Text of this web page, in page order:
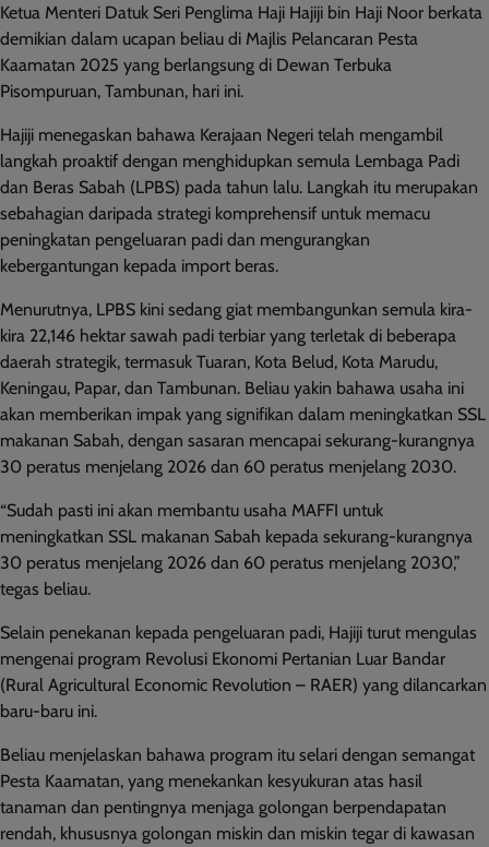
Ketua Menteri Datuk Seri Penglima Haji Hajiji bin Haji Noor berkata
demikian dalam ucapan beliau di Majlis Pelancaran Pesta
Kaamatan 2025 yang berlangsung di Dewan Terbuka
Pisompuruan, Tambunan, hari ini.
Hajiji menegaskan bahawa Kerajaan Negeri telah mengambil
langkah proaktif dengan menghidupkan semula Lembaga Padi
dan Beras Sabah (LPBS) pada tahun lalu. Langkah itu merupakan
sebahagian daripada strategi komprehensif untuk memacu
peningkatan pengeluaran padi dan mengurangkan
kebergantungan kepada import beras.
Menurutnya, LPBS kini sedang giat membangunkan semula kira-
kira 22,146 hektar sawah padi terbiar yang terletak di beberapa
daerah strategik, termasuk Tuaran, Kota Belud, Kota Marudu,
Keningau, Papar, dan Tambunan. Beliau yakin bahawa usaha ini
akan memberikan impak yang signifikan dalam meningkatkan SSL
makanan Sabah, dengan sasaran mencapai sekurang-kurangnya
30 peratus menjelang 2026 dan 60 peratus menjelang 2030.
“Sudah pasti ini akan membantu usaha MAFFI untuk
meningkatkan SSL makanan Sabah kepada sekurang-kurangnya
30 peratus menjelang 2026 dan 60 peratus menjelang 2030,”
tegas beliau.
Selain penekanan kepada pengeluaran padi, Hajiji turut mengulas
mengenai program Revolusi Ekonomi Pertanian Luar Bandar
(Rural Agricultural Economic Revolution – RAER) yang dilancarkan
baru-baru ini.
Beliau menjelaskan bahawa program itu selari dengan semangat
Pesta Kaamatan, yang menekankan kesyukuran atas hasil
tanaman dan pentingnya menjaga golongan berpendapatan
rendah, khususnya golongan miskin dan miskin tegar di kawasan